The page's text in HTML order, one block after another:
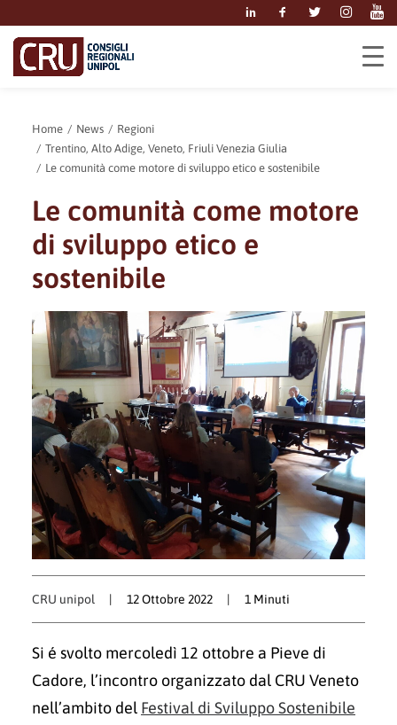
Home News
Regioni
Trentino, Alto Adige, Veneto, Friuli Venezia Giulia
Le comunità come motore di sviluppo etico e sostenibile
Le comunità come motore
di sviluppo etico e
sostenibile
CRU unipol | 12 Ottobre 2022 | 1 Minuti
Si é svolto mercoledì 12 ottobre a Pieve di
Cadore, l’incontro organizzato dal CRU Veneto
nell’ambito del Festival di Sviluppo Sostenibile